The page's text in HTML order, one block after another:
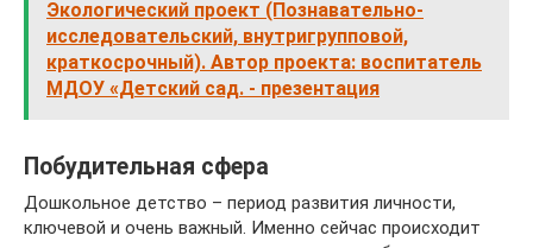
Экологический проект (Познавательно-
исследовательский, внутригрупповой,
краткосрочный). Автор проекта: воспитатель
МДОУ «Детский сад. - презентация
Побудительная сфера
Дошкольное детство – период развития личности,
ключевой и очень важный. Именно сейчас происходит